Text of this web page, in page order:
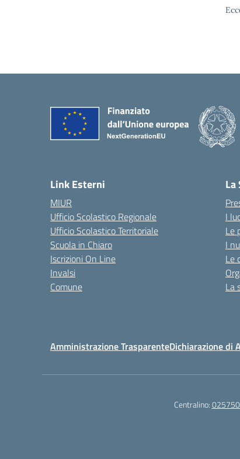
Link Esterni
MIUR
Ufficio Scolastico Regionale
Ufficio Scolastico Territoriale
Scuola in Chiaro
Iscrizioni On Line
Invalsi
Comune
La
I
Le
I
Le
La
Amministrazione TrasparenteDichiarazione di
Centralino: